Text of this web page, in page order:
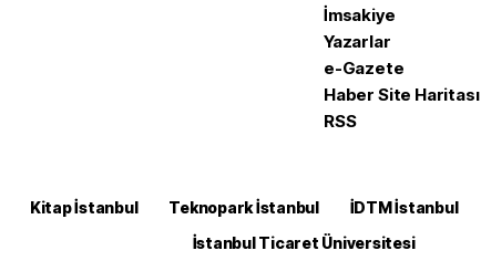
İmsakiye
Yazarlar
e-Gazete
Haber Site Haritası
RSS
Kitap İstanbul Teknopark İstanbul İDTM İstanbul
İstanbul Ticaret Üniversitesi